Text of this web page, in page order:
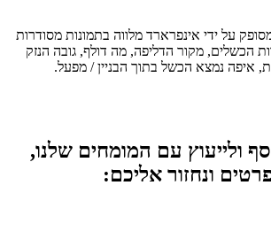
על ידי אינפרארד מלווה בתמונות מסודרות
הכשלים, מקור הדליפה, מה דולף, גובה הנזק
איפה נמצא הכשל בתוך הבניין / מפעל.
ולייעוץ עם המומחים שלנו,
ונחזור אליכם: